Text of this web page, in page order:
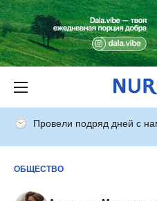
Провели подряд дней с
ОБЩЕСТВО